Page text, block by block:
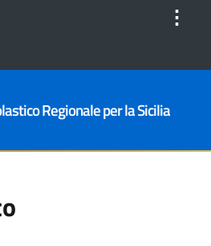
⋮
Regionale per la Sicilia